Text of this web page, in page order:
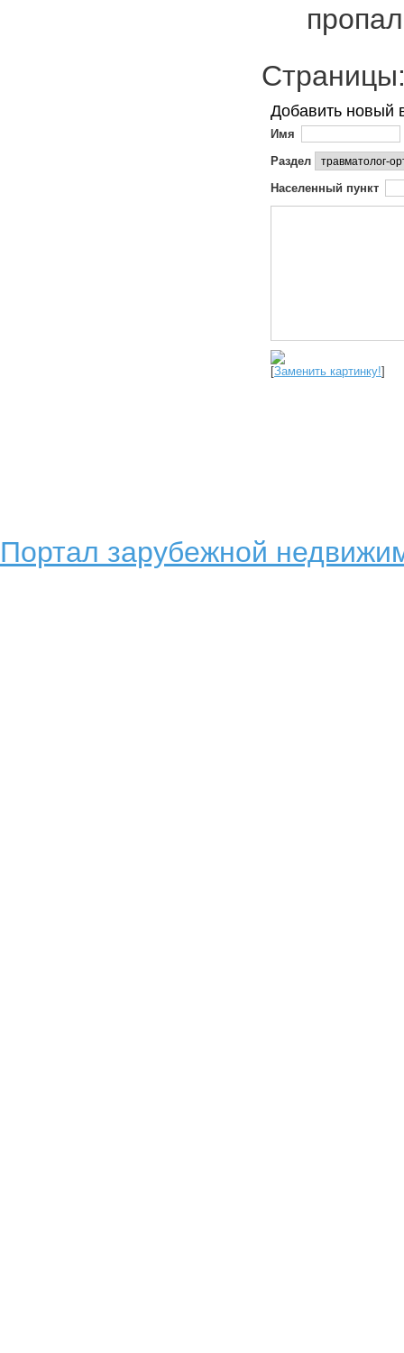
Добавить новый
Имя
Раздел
Населенный пункт
[Заменить картинку!]
Портал зарубежной